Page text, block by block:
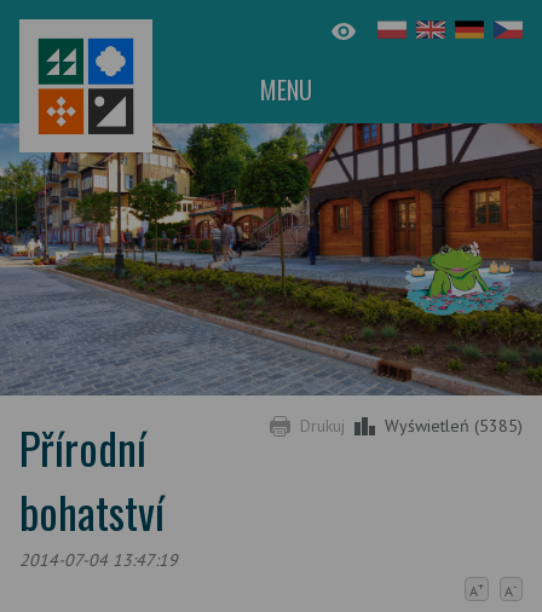
MENU
Drukuj Wyświetleń (5385)
Přírodní
bohatství
2014-07-04 13:47:19
A+ A-